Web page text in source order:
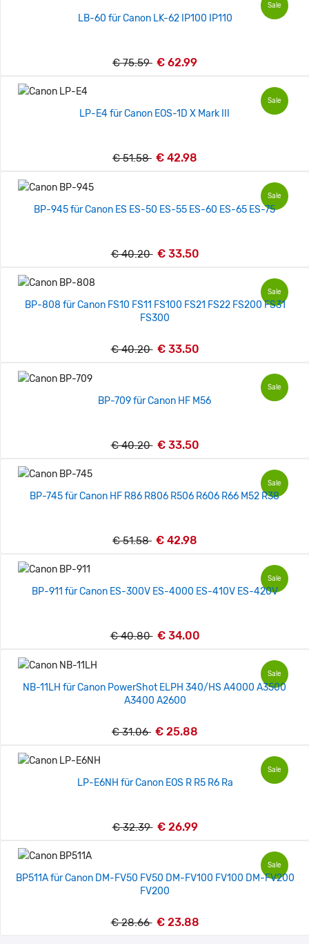
Sale
LB-60 für Canon LK-62 IP100 IP110
€ 75.59 € 62.99
Sale
LP-E4 für Canon EOS-1D X Mark III
€ 51.58 € 42.98
Sale
BP-945 für Canon ES ES-50 ES-55 ES-60 ES-65 ES-75
€ 40.20 € 33.50
Sale
BP-808 für Canon FS10 FS11 FS100 FS21 FS22 FS200 FS31
FS300
€ 40.20 € 33.50
Sale
BP-709 für Canon HF M56
€ 40.20 € 33.50
Sale
BP-745 für Canon HF R86 R806 R506 R606 R66 M52 R38
€ 51.58 € 42.98
Sale
BP-911 für Canon ES-300V ES-4000 ES-410V ES-420V
€ 40.80 € 34.00
Sale
NB-11LH für Canon PowerShot ELPH 340/HS A4000 A3500
A3400 A2600
€ 31.06 € 25.88
Sale
LP-E6NH für Canon EOS R R5 R6 Ra
€ 32.39 € 26.99
Sale
BP511A für Canon DM-FV50 FV50 DM-FV100 FV100 DM-FV200
FV200
€ 28.66 € 23.88